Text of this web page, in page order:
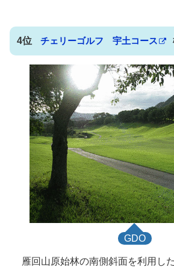
4位 チェリーゴルフ 宇土コース
GDO
雁回山原始林の南側斜面を利用し